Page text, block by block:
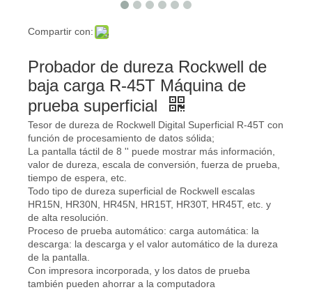
Compartir con:
Probador de dureza Rockwell de
baja carga R-45T Máquina de
prueba superficial
Tesor de dureza de Rockwell Digital Superficial R-45T con
función de procesamiento de datos sólida;
La pantalla táctil de 8 '' puede mostrar más información,
valor de dureza, escala de conversión, fuerza de prueba,
tiempo de espera, etc.
Todo tipo de dureza superficial de Rockwell escalas
HR15N, HR30N, HR45N, HR15T, HR30T, HR45T, etc. y
de alta resolución.
Proceso de prueba automático: carga automática: la
descarga: la descarga y el valor automático de la dureza
de la pantalla.
Con impresora incorporada, y los datos de prueba
también pueden ahorrar a la computadora